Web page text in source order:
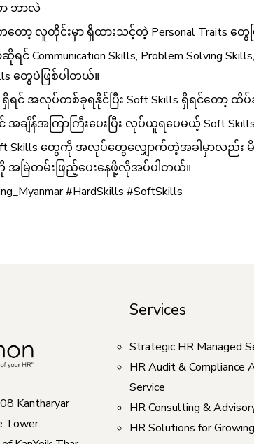
ာ ဘာလဲ
ော့ လူတိုင်းမှာ ရှိထားသင့်တဲ့ Personal Traits တွ
Communication Skills, Problem Solving Skills,
တွေပဲဖြစ်ပါတယ်။
ရှိရင် အလုပ်တစ်ခုရနိုင်ပြီး Soft Skills ရှိရင်တော့
င် အချိန်အကြာကြီးပေးပြီး လုပ်ယူရပေမယ့် Soft
Skills တွေကို အလုပ်တွေလျှောက်တဲ့အခါမှာလည်း
အမြဲတမ်းဖြည့်ပေးနေဖို့လိုအပ်ပါတယ်။
#HardSkills #SoftSkills
Kantharyar
Tower.
Services
Strategic HR Managed
HR Audit & Compliance
Service
HR Consulting &
HR Solutions for